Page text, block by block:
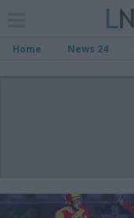
Home News 24